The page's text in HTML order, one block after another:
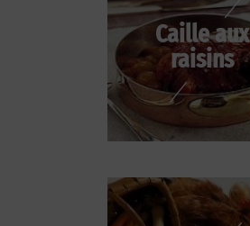
Caille aux
raisins